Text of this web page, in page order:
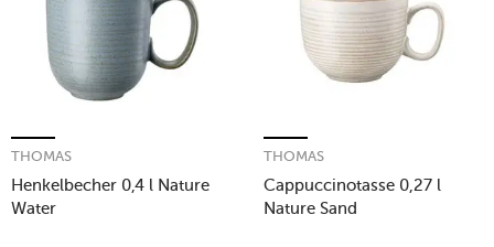
Henkelbecher 0,4 l Nature
Water
THOMAS
Cappuccinotasse 0,27 l
Nature Sand
THOMAS